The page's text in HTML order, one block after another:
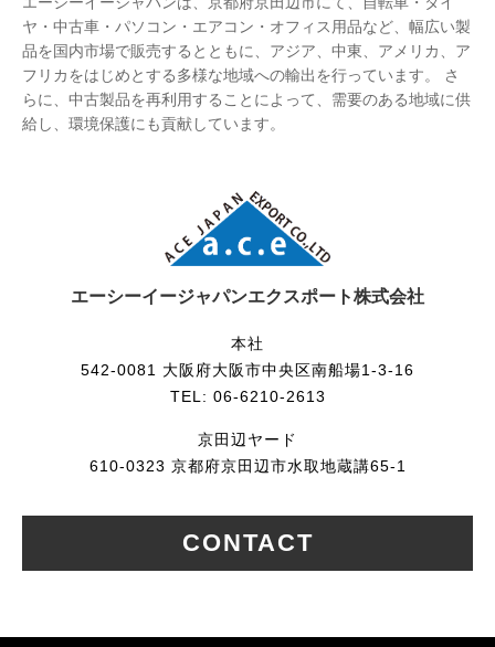
ヤ・中古車・パソコン・エアコン・オフィス用品など、幅広い製
品を国内市場で販売するとともに、アジア、中東、アメリカ、ア
フリカをはじめとする多様な地域への輸出を行っています。 さ
らに、中古製品を再利用することによって、需要のある地域に供
給し、環境保護にも貢献しています。
エーシーイージャパンエクスポート株式会社
本社
542-0081 大阪府大阪市中央区南船場1-3-16
TEL: 06-6210-2613
京田辺ヤード
610-0323 京都府京田辺市水取地蔵講65-1
CONTACT